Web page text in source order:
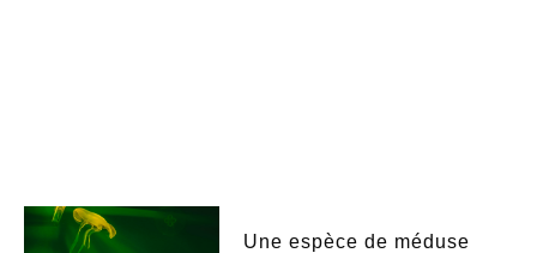
Une espèce de méduse